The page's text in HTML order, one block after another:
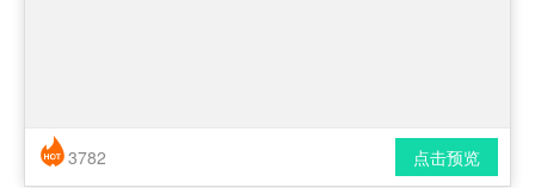
简历风格： 时尚 / 简洁 / 应届生
点击预览
3782